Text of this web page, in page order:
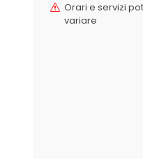
Orari e servizi
variare